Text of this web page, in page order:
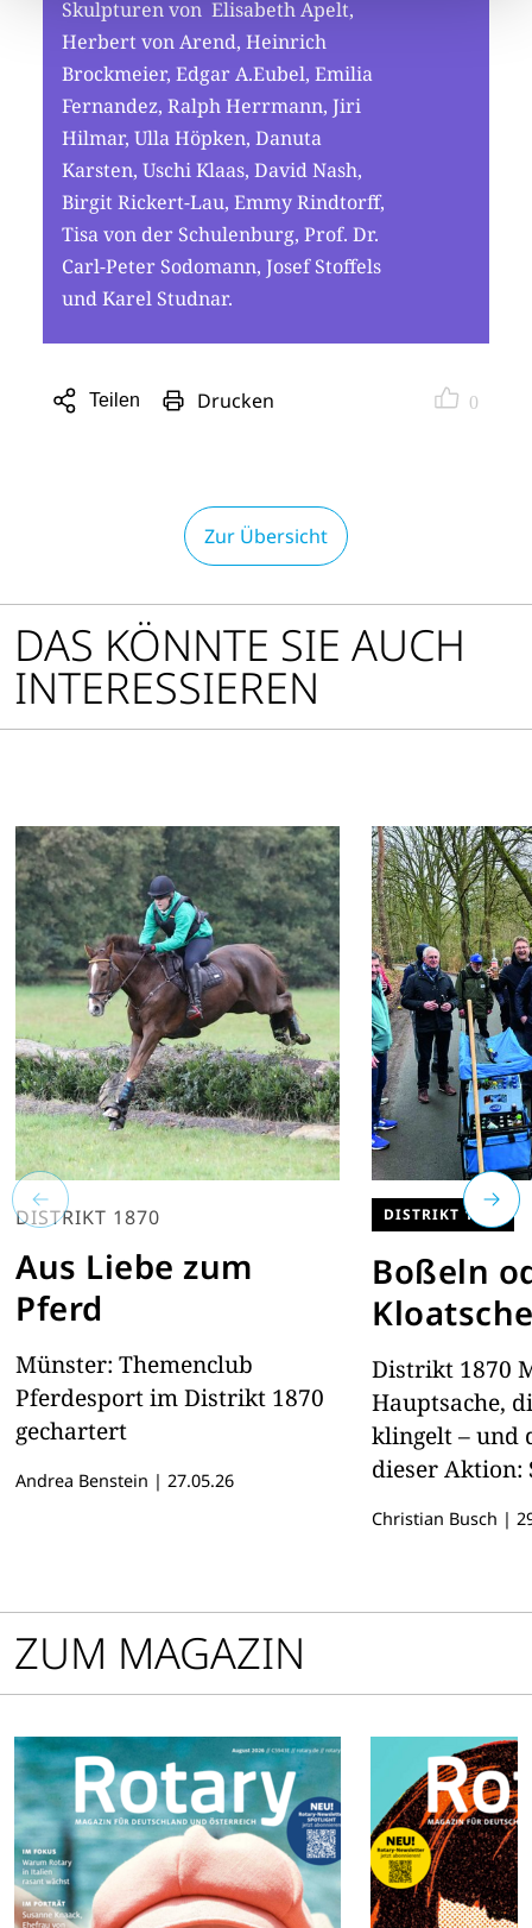
Skulpturen von Elisabeth Apelt,
Herbert von Arend, Heinrich
Brockmeier, Edgar A.Eubel, Emilia
Fernandez, Ralph Herrmann, Jiri
Hilmar, Ulla Höpken, Danuta
Karsten, Uschi Klaas, David Nash,
Birgit Rickert-Lau, Emmy Rindtorff,
Tisa von der Schulenburg, Prof. Dr.
Carl-Peter Sodomann, Josef Stoffels
und Karel Studnar.
Teilen
Sharing
Drucken 0
Zur Übersicht
DAS KÖNNTE SIE AUCH
INTERESSIEREN
DISTRIKT 1870
Aus Liebe zum
Pferd
Münster: Themenclub
Pferdesport im Distrikt 1870
gechartert
Andrea Benstein | 27.05.26
DISTRIKT 1870
Boßeln
Distrikt 1870
Hauptsache,
klingelt – und
dieser Aktion:
kamen
Christian Busch |
ZUM MAGAZIN